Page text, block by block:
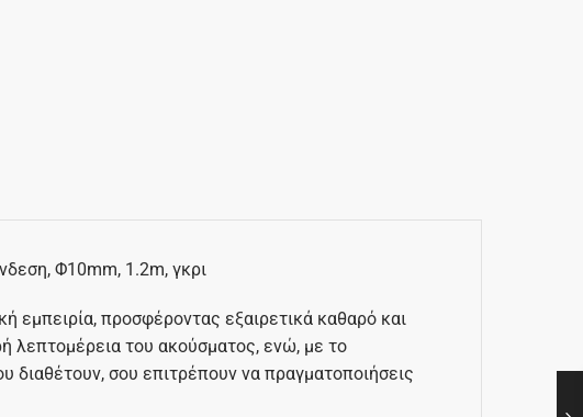
Φ10mm, 1.2m, γκρι
εμπειρία, προσφέροντας εξαιρετικά καθαρό και
λεπτομέρεια του ακούσματος, ενώ, με το
σου επιτρέπουν να πραγματοποιήσεις